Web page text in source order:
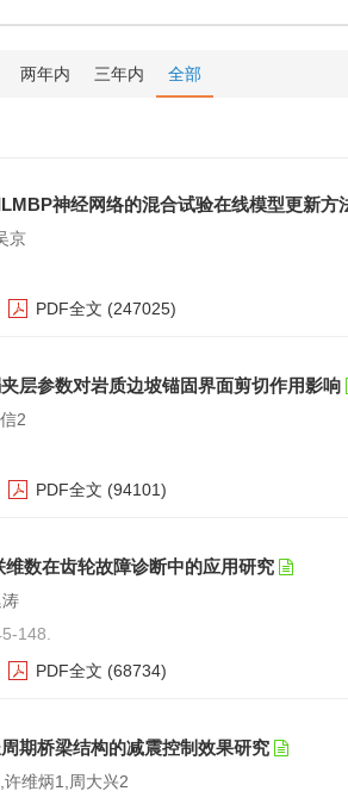
两年内 三年内 全部
神经网络的混合试验在线模型更新方
京
PDF全文 (247025)
层参数对岩质边坡锚固界面剪切作用影响
2
PDF全文 (94101)
维数在齿轮故障诊断中的应用研究
148.
PDF全文 (68734)
期桥梁结构的减震控制效果研究
维炳1,周大兴2